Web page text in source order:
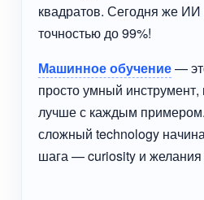
квадратов. Сегодня же ИИ
точностью до 99%!
Машинное обучение—
просто умный инструмент,
лучше с каждым
сложный technology
шага — curiosity и желания